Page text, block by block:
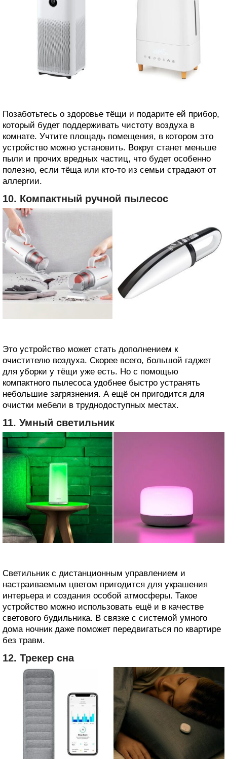
Позаботьтесь о здоровье тёщи и подарите ей прибор,
который будет поддерживать чистоту воздуха в
комнате. Учтите площадь помещения, в котором это
устройство можно установить. Вокруг станет меньше
пыли и прочих вредных частиц, что будет особенно
полезно, если тёща или кто‑то из семьи страдают от
аллергии.
10. Компактный ручной пылесос
Это устройство может стать дополнением к
очистителю воздуха. Скорее всего, большой гаджет
для уборки у тёщи уже есть. Но с помощью
компактного пылесоса удобнее быстро устранять
небольшие загрязнения. А ещё он пригодится для
очистки мебели в труднодоступных местах.
11. Умный светильник
Светильник с дистанционным управлением и
настраиваемым цветом пригодится для украшения
интерьера и создания особой атмосферы. Такое
устройство можно использовать ещё и в качестве
светового будильника. В связке с системой умного
дома ночник даже поможет передвигаться по квартире
без травм.
12. Трекер сна